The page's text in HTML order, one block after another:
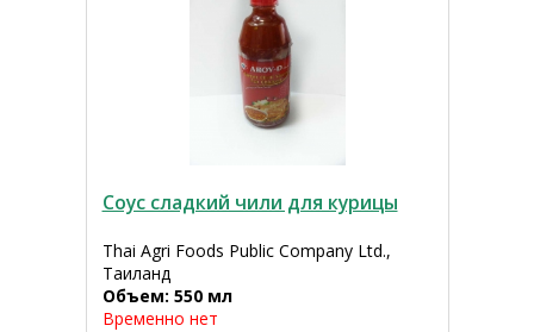
Соус сладкий чили для курицы
Thai Agri Foods Public Company Ltd.,
Таиланд
Объем: 550 мл
Временно нет